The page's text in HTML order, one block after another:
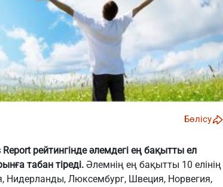
Бөлісу
рейтингінде әлемдегі ең бақытты ел
табан тіреді. Әлемнің ең бақытты 10 елінің
Нидерланды, Люксембург, Швеция, Норвегия,